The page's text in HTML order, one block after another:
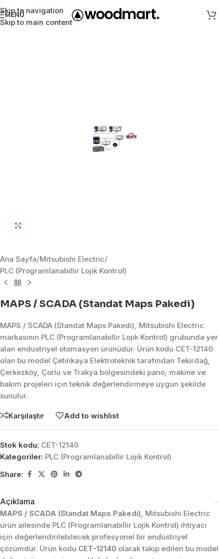
Skip to navigation
Skip to main content
MENÜ
Ana Sayfa/Mitsubishi Electric/
PLC (Programlanabillir Lojik Kontrol)
MAPS / SCADA (Standat Maps Pakedi)
MAPS / SCADA (Standat Maps Pakedi), Mitsubishi Electric
markasının PLC (Programlanabillir Lojik Kontrol) grubunda yer
alan endüstriyel otomasyon ürünüdür. Ürün kodu CET-12140
olan bu model Çetinkaya Elektroteknik tarafından Tekirdağ,
Çerkezköy, Çorlu ve Trakya bölgesindeki pano, makine ve
bakım projeleri için teknik değerlendirmeye uygun şekilde
sunulur.
Karşılaştır Add to wishlist
Stok kodu: CET-12140
Kategoriler: PLC (Programlanabillir Lojik Kontrol)
Share:
Açıklama
MAPS / SCADA (Standat Maps Pakedi), Mitsubishi Electric
ürün ailesinde PLC (Programlanabillir Lojik Kontrol) ihtiyacı
için değerlendirilebilecek profesyonel bir endüstriyel
çözümdür. Ürün kodu CET-12140 olarak takip edilen bu model